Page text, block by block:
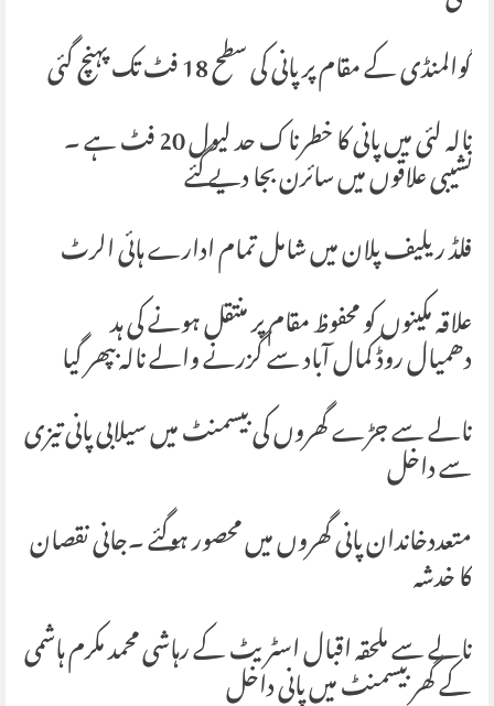
گوالمنڈی کے مقام پر پانی کی سطح 18 فٹ تک پہنچ گئی
نالہ لئی میں پانی کا خطرناک حد لیول 20 فٹ ہے ۔
نشیبی علاقوں میں سائرن بجا دیے گئے
فلڈ ریلیف پلان میں شامل تمام ادارے ہائی الرٹ
علاقہ مکینوں کو محفوظ مقام پر منتقل ہونے کی ہد
دھمیال روڈ کمال آباد سے گزرنے والے نالہ بپھر گیا
نالے سے جڑے گھروں کی بیسمنٹ میں سیلابی پانی تیزی
سے داخل
متعددخاندان پانی گھروں میں محصور ہوگئے ۔جانی نقصان
کا خدشہ
نالے سے ملحقہ اقبال اسٹریٹ کے رہاشی محمد مکرم ہاشمی
کے گھر بیسمنٹ میں پانی داخل